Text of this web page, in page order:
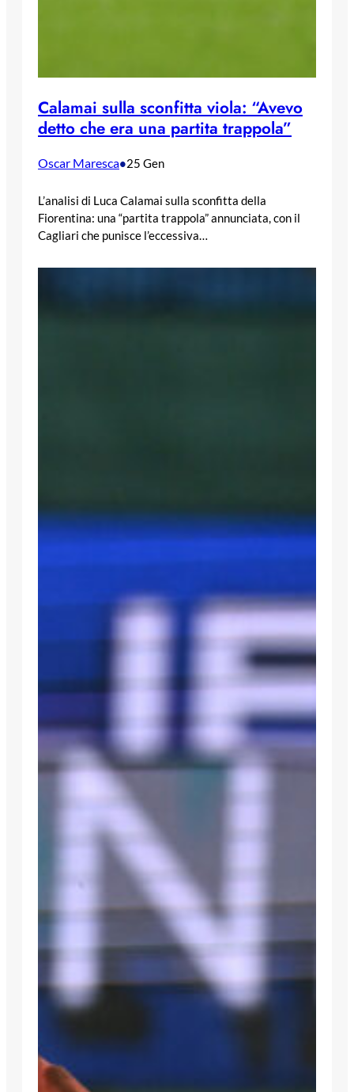
Calamai sulla sconfitta viola: “Avevo
detto che era una partita trappola”
Oscar Maresca•25 Gen
L’analisi di Luca Calamai sulla sconfitta della
Fiorentina: una “partita trappola” annunciata, con il
Cagliari che punisce l’eccessiva…